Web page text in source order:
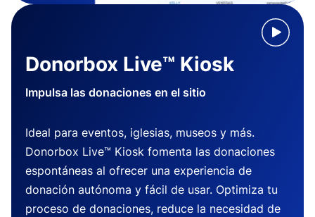
Donorbox Live™ Kiosk
Impulsa las donaciones en el sitio
Ideal para eventos, iglesias, museos y más.
Donorbox Live™ Kiosk fomenta las donaciones
espontáneas al ofrecer una experiencia de
donación autónoma y fácil de usar. Optimiza tu
proceso de donaciones, reduce la necesidad de